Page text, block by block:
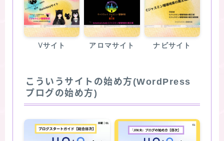
Vサイト アロマサイト ナビサイト
こういうサイトの始め方(WordPress
プログの始め方)